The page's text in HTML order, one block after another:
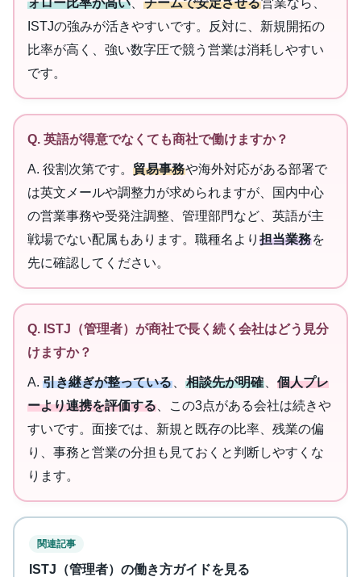
ォロー比率が高い、チームで安定させる営業なら、
ISTJの強みが活きやすいです。反対に、新規開拓の
比率が高く、強い数字圧で競う営業は消耗しやすい
です。
Q. 英語が得意でなくても商社で働けますか？
A. 役割次第です。 貿易事務や海外対応がある部署で
は英文メールや調整力が求められますが、国内中心
の営業事務や受発注調整、管理部門など、英語が主
戦場でない配属もあります。職種名より 担当業務を
先に確認してください。
Q. ISTJ（管理者）が商社で長く続く会社はどう見分
けますか？
A. 引き継ぎが整っている、相談先が明確、 個人プレ
ーより連携を評価する、この3点がある会社は続きや
すいです。面接では、新規と既存の比率、残業の偏
り、事務と営業の分担も見ておくと判断しやすくな
ります。
関連記事
ISTJ（管理者）の働き方ガイドを見る